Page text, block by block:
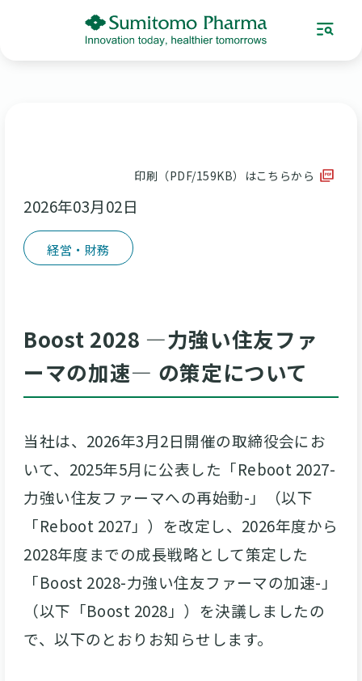
印刷（PDF/159KB）はこちらから
2026年03月02日
経営・財務
Boost 2028 ―力強い住友ファ
ーマの加速― の策定について
当社は、2026年3月2日開催の取締役会にお
いて、2025年5月に公表した「Reboot 2027-
力強い住友ファーマへの再始動-」（以下
「Reboot 2027」）を改定し、2026年度から
2028年度までの成長戦略として策定した
「Boost 2028-力強い住友ファーマの加速-」
（以下「Boost 2028」）を決議しましたの
で、以下のとおりお知らせします。